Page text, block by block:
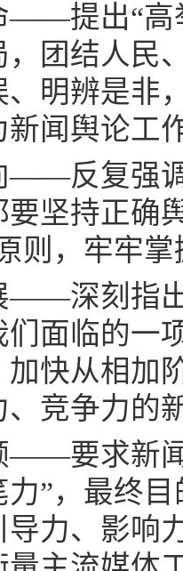
——提出“高
，团结人民
明辨是非
新闻舆论工
——反复强
坚持正确
则，牢牢
——深刻指
面临的一
快从相加
竞争力的
——要求新
”，最终
力、影响